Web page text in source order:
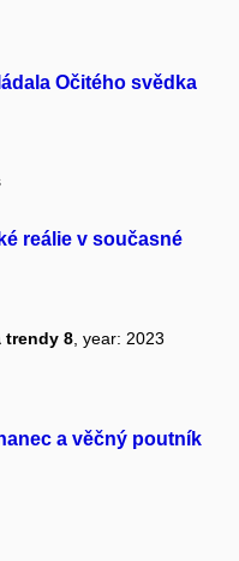
Očitého svědka
reálie v současné
trendy 8 , year: 2023
a věčný poutník